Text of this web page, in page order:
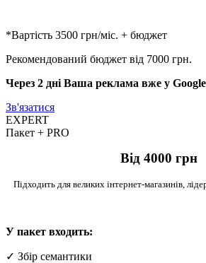
*Вартість 3500 грн/міс. + бюджет
Рекомендований бюджет від 7000 грн.
Через 2 дні Ваша реклама вже у
Зв'язатися
EXPERT
Пакет + PRO
Від 4000 грн
Підходить для великих інтернет-магазинів,
У пакет входить:
✓ Збір семантики